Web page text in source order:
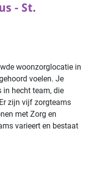
- St.
woonzorglocatie in
voelen. Je
in hecht team, die
zijn vijf zorgteams
met Zorg en
varieert en bestaat